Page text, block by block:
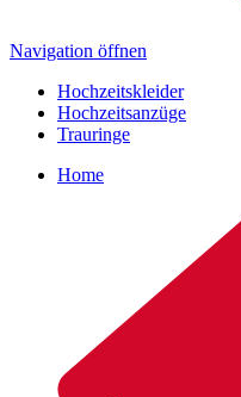
Navigation öffnen
Hochzeitskleider
Hochzeitsanzüge
Trauringe
Home